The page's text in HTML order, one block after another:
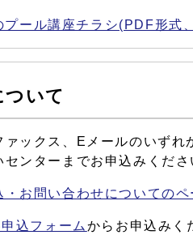
プール講座チラシ(PDF形式
ついて
ックス、Eメールのいず
ンターまでお申込みくださ
・お問い合わせについてのペ
込フォーム からお申込みく